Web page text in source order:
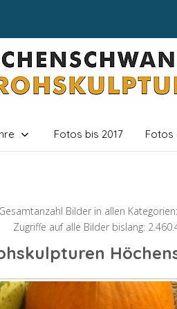
Fotos bis 2017 Fotos
Gesamtanzahl Bilder in allen
Zugriffe auf alle Bilder bislang: